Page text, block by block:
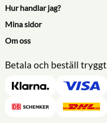
Hur handlar jag?
Mina sidor
Om oss
Betala och beställ tryggt